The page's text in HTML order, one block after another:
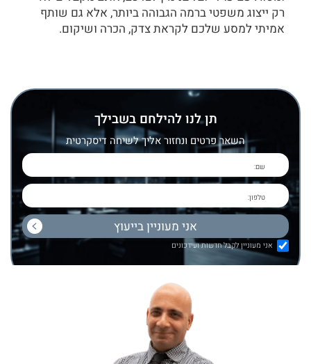
רק ייצוג משפטי ברמה הגבוהה ביותר, אלא גם שותף
אמיתי למסע שלכם לקראת צדק, הכרה ושיקום.
תן לנו להילחם בשבילך
השאר פרטים ונחזור אליך לשיחה דיסקרטית
אני מעוניין לקבל חדשות ועידכונים